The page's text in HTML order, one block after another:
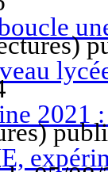
)
2021
)